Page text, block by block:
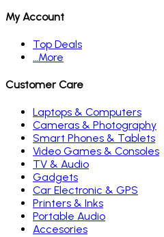
My Account
Top Deals
…More
Customer Care
Laptops & Computers
Cameras & Photography
Smart Phones & Tablets
Video Games & Consoles
TV & Audio
Gadgets
Car Electronic & GPS
Printers & Inks
Portable Audio
Accesories